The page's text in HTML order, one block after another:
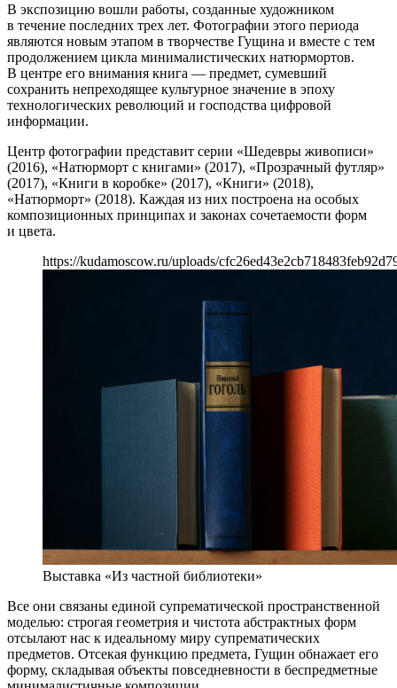
В экспозицию вошли работы, созданные художником
в течение последних трех лет. Фотографии этого периода
являются новым этапом в творчестве Гущина и вместе с тем
продолжением цикла минималистических натюрмортов.
В центре его внимания книга — предмет, сумевший
сохранить непреходящее культурное значение в эпоху
технологических революций и господства цифровой
информации.
Центр фотографии представит серии «Шедевры живописи»
(2016), «Натюрморт с книгами» (2017), «Прозрачный футляр»
(2017), «Книги в коробке» (2017), «Книги» (2018),
«Натюрморт» (2018). Каждая из них построена на особых
композиционных принципах и законах сочетаемости форм
и цвета.
https://kudamoscow.ru/uploads/
Выставка «Из частной библиотеки»
Все они связаны единой супрематической пространственной
моделью: строгая геометрия и чистота абстрактных форм
отсылают нас к идеальному миру супрематических
предметов. Отсекая функцию предмета, Гущин обнажает его
форму, складывая объекты повседневности в беспредметные